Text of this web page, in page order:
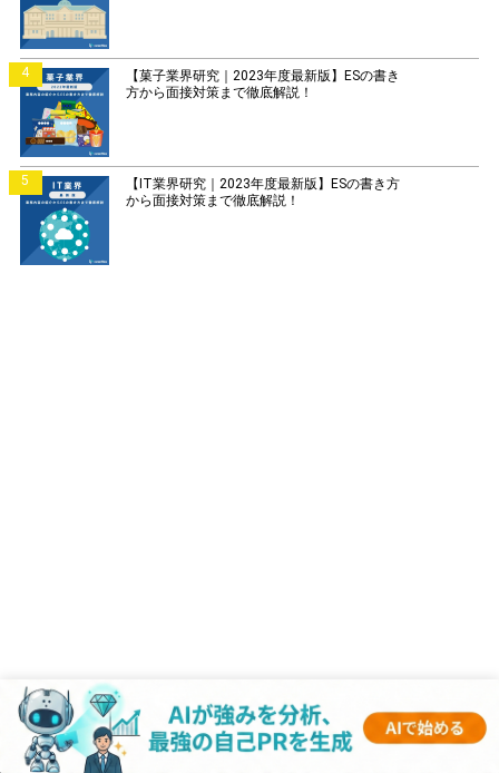
4
【菓子業界研究｜2023年度最新版】ESの書き
方から面接対策まで徹底解説！
5
【IT業界研究｜2023年度最新版】ESの書き方
から面接対策まで徹底解説！